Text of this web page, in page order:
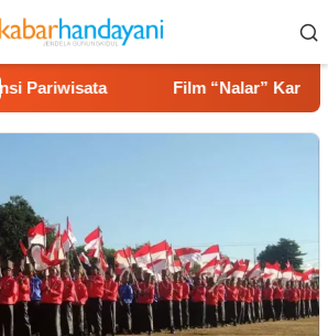
Film “Nalar” Karya Guru